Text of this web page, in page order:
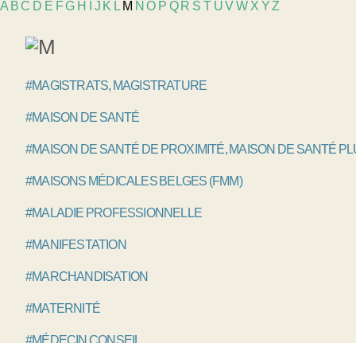
A BC D E FG H J K L M NO P Q R S T UVW X YZ
#MAGISTRATS, MAGISTRATURE
#MAISON DE SANTÉ
#MAISON DE SANTÉ DE PROXIMITÉ, MAISON DE SANTÉ
#MAISONS MÉDICALES BELGES (FMM)
#MALADIE PROFESSIONNELLE
#MANIFESTATION
#MARCHANDISATION
#MATERNITÉ